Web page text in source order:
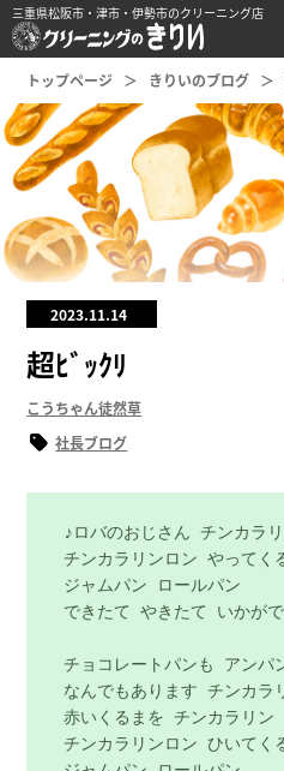
三重県松阪市・津市・伊勢市のクリーニング店
トップページ きりいのブログ
2023.11.14
超ﾋﾞｯｸﾘ
こうちゃん徒然草
社長ブログ